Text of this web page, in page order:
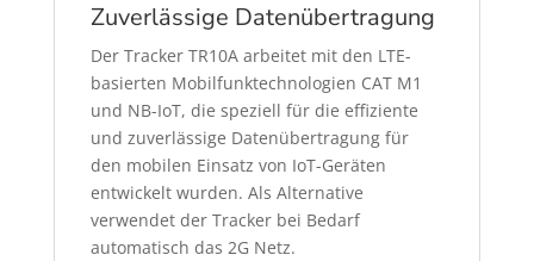
Zuverlässige Datenübertragung
Der Tracker TR10A arbeitet mit den LTE-
basierten Mobilfunktechnologien CAT M1
und NB-IoT, die speziell für die effiziente
und zuverlässige Datenübertragung für
den mobilen Einsatz von IoT-Geräten
entwickelt wurden. Als Alternative
verwendet der Tracker bei Bedarf
automatisch das 2G Netz.